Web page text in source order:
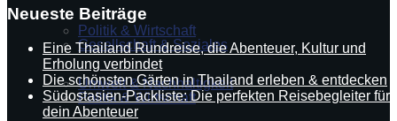
Politik & Wirtschaft
Umwelt & Nachhaltigkeit
Gesellschaft & Soziales
Politik & Wirtschaft
Neueste Beiträge
Eine Thailand Rundreise, die Abenteuer, Kultur und
Erholung verbindet
Die schönsten Gärten in Thailand erleben & entdecken
Südostasien-Packliste: Die perfekten Reisebegleiter für
dein Abenteuer